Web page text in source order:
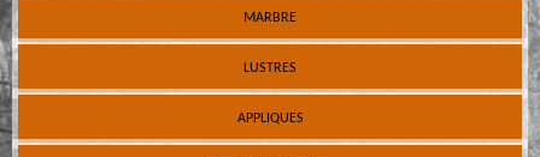
MARBRE
LUSTRES
APPLIQUES